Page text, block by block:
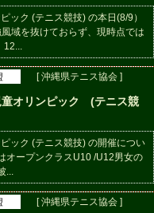
ック (テニス競技) の本日(8/9）
域を抜けておらず、現時点では
[ 沖縄県テニス協会 ]
オリンピック (テニス競
ック (テニス競技) の開催につい
オープンクラスU10 /U12男女の
[ 沖縄県テニス協会 ]